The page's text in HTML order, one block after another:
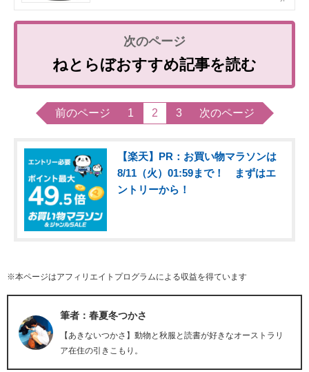
ねとらぼおすすめ記事を読む
前のページ 1 2 3 次のページ
【楽天】PR：お買い物マラソンは
8/11（火）01:59まで！ まずはエ
ントリーから！
※本ページはアフィリエイトプログラムによる収益を得ています
筆者：春夏冬つかさ
【あきないつかさ】動物と秋服と読書が好きなオーストラリ
ア在住の引きこもり。